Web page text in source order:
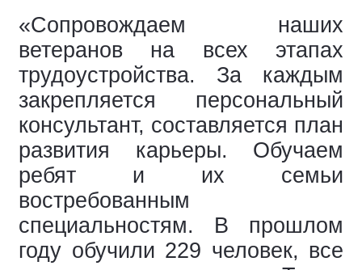
«Сопровождаем наших
ветеранов на всех этапах
трудоустройства. За каждым
закрепляется персональный
консультант, составляется план
развития карьеры. Обучаем
ребят и их семьи
востребованным
специальностям. В прошлом
году обучили 229 человек, все